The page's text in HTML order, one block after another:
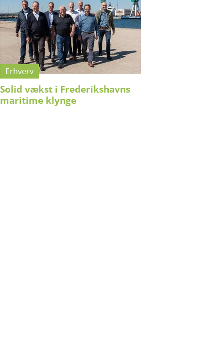
Erhverv
Solid vækst i Frederikshavns
maritime klynge